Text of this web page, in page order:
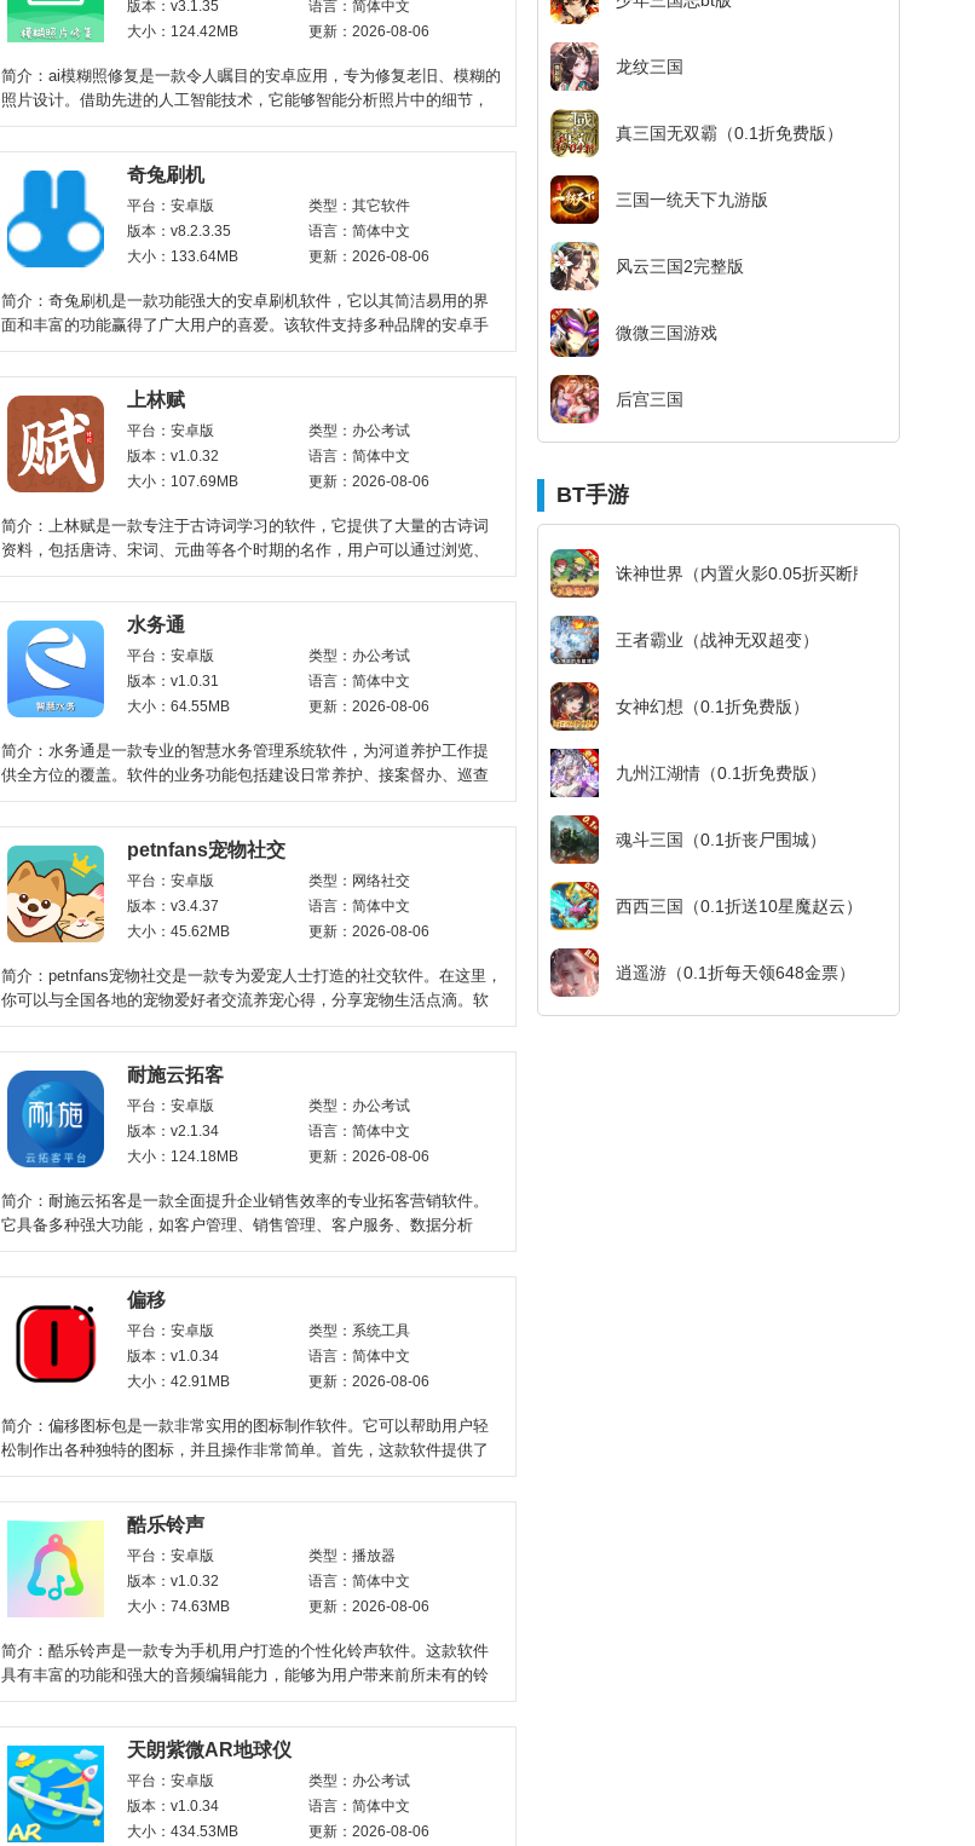
版本：v3.1.35
语言：简体中文
大小：124.42MB
更新：2026-08-06
简介：ai模糊照修复是一款令人瞩目的安卓应用，专为修复老旧、模糊的
照片设计。借助先进的人工智能技术，它能够智能分析照片中的细节，
有效地恢复清晰度
奇兔刷机
平台：安卓版
类型：其它软件
版本：v8.2.3.35
语言：简体中文
大小：133.64MB
更新：2026-08-06
简介：奇兔刷机是一款功能强大的安卓刷机软件，它以其简洁易用的界
面和丰富的功能赢得了广大用户的喜爱。该软件支持多种品牌的安卓手
机，无论是华为、
上林赋
平台：安卓版
类型：办公考试
版本：v1.0.32
语言：简体中文
大小：107.69MB
更新：2026-08-06
简介：上林赋是一款专注于古诗词学习的软件，它提供了大量的古诗词
资料，包括唐诗、宋词、元曲等各个时期的名作，用户可以通过浏览、
搜索、分类等方式方
水务通
平台：安卓版
类型：办公考试
版本：v1.0.31
语言：简体中文
大小：64.55MB
更新：2026-08-06
简介：水务通是一款专业的智慧水务管理系统软件，为河道养护工作提
供全方位的覆盖。软件的业务功能包括建设日常养护、接案督办、巡查
管理等，它可以自
petnfans宠物社交
平台：安卓版
类型：网络社交
版本：v3.4.37
语言：简体中文
大小：45.62MB
更新：2026-08-06
简介：petnfans宠物社交是一款专为爱宠人士打造的社交软件。在这里，
你可以与全国各地的宠物爱好者交流养宠心得，分享宠物生活点滴。软
件内置丰富的功
耐施云拓客
平台：安卓版
类型：办公考试
版本：v2.1.34
语言：简体中文
大小：124.18MB
更新：2026-08-06
简介：耐施云拓客是一款全面提升企业销售效率的专业拓客营销软件。
它具备多种强大功能，如客户管理、销售管理、客户服务、数据分析
等。这些功能能够
偏移
平台：安卓版
类型：系统工具
版本：v1.0.34
语言：简体中文
大小：42.91MB
更新：2026-08-06
简介：偏移图标包是一款非常实用的图标制作软件。它可以帮助用户轻
松制作出各种独特的图标，并且操作非常简单。首先，这款软件提供了
大量的预设图标，用
酷乐铃声
平台：安卓版
类型：播放器
版本：v1.0.32
语言：简体中文
大小：74.63MB
更新：2026-08-06
简介：酷乐铃声是一款专为手机用户打造的个性化铃声软件。这款软件
具有丰富的功能和强大的音频编辑能力，能够为用户带来前所未有的铃
声制作体验。软
天朗紫微AR地球仪
平台：安卓版
类型：办公考试
版本：v1.0.34
语言：简体中文
大小：434.53MB
更新：2026-08-06
龙纹三国
真三国无双霸（0.1折免费版）
三国一统天下九游版
风云三国2完整版
微微三国游戏
后宫三国
BT手游
诛神世界（内置火影0.05折买断版）
王者霸业（战神无双超变）
女神幻想（0.1折免费版）
九州江湖情（0.1折免费版）
魂斗三国（0.1折丧尸围城）
西西三国（0.1折送10星魔赵云）
逍遥游（0.1折每天领648金票）